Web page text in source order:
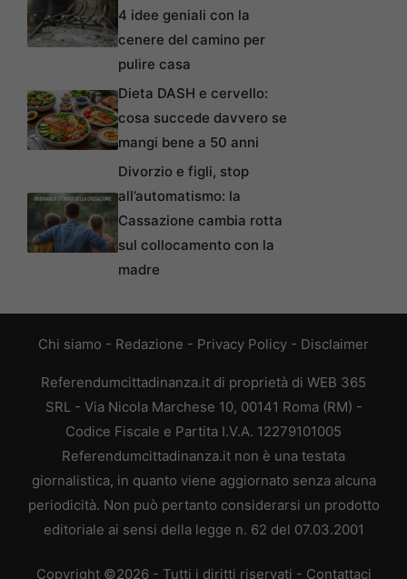
4 idee geniali con la
cenere del camino per
pulire casa
Dieta DASH e cervello:
cosa succede davvero se
mangi bene a 50 anni
Divorzio e figli, stop
all’automatismo: la
Cassazione cambia rotta
sul collocamento con la
madre
Chi siamo - Redazione - Privacy Policy - Disclaimer
Referendumcittadinanza.it di proprietà di WEB 365
SRL - Via Nicola Marchese 10, 00141 Roma (RM) -
Codice Fiscale e Partita I.V.A. 12279101005
Referendumcittadinanza.it non è una testata
giornalistica, in quanto viene aggiornato senza alcuna
periodicità. Non può pertanto considerarsi un prodotto
editoriale ai sensi della legge n. 62 del 07.03.2001
Copyright ©2026 - Tutti i diritti riservati - Contattaci